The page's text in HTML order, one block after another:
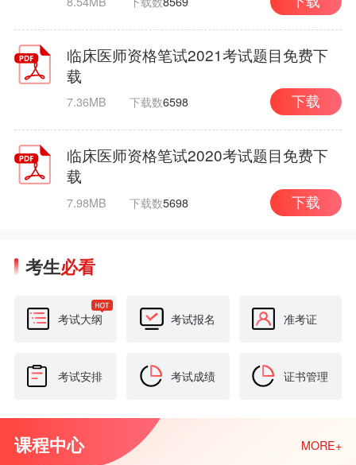
临床医师资格笔试2021考试题目免费下
载
7.36MB 下载数6598 下载
临床医师资格笔试2020考试题目免费下
载
7.98MB 下载数5698 下载
考生必看
考试大纲 考试报名 准考证
考试安排 考试成绩 证书管理
课程中心 MORE+